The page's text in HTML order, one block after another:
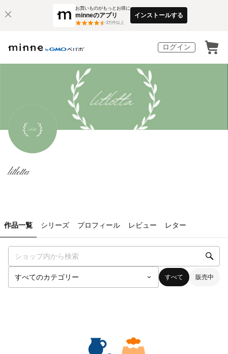
お買いものがもっとお得に
minneのアプリ
3万件以上
インストールする
ログイン
litlotta
作品一覧 シリーズ プロフィール レビュー レター
すべて 販売中